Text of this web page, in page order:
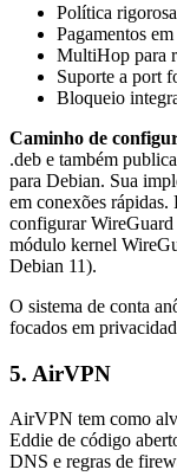
Política
Pagamentos
MultiHop para
Suporte a port
Bloqueio
Caminho de
.deb e também
para Debian. Sua
em conexões rápidas.
configurar WireGuard
módulo kernel
Debian 11).
O sistema de conta
focados em
5. AirVPN
AirVPN tem como
Eddie de código
DNS e regras de